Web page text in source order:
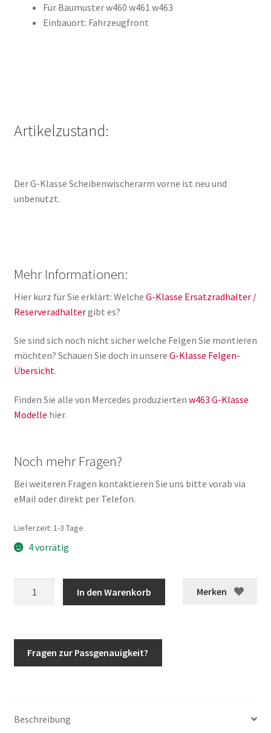
Für Baumuster w460 w461 w463
Einbauort: Fahrzeugfront
Artikelzustand:
Der G-Klasse Scheibenwischerarm vorne ist neu und
unbenutzt.
Mehr Informationen:
Hier kurz für Sie erklärt: Welche G-Klasse Ersatzradhalter /
Reserveradhaltergibt es?
Sie sind sich noch nicht sicher welche Felgen Sie montieren
möchten? Schauen Sie doch in unsere G-Klasse Felgen-
Übersicht.
Finden Sie alle von Mercedes produzierten w463 G-Klasse
Modelle hier.
Noch mehr Fragen?
Bei weiteren Fragen kontaktieren Sie uns bitte vorab via
eMail oder direkt per Telefon.
Lieferzeit: 1-3 Tage
4 vorrätig
Merken
Aufnahme
w460
In den Warenkorb
Fragen zur Passgenauigkeit?
Beschreibung